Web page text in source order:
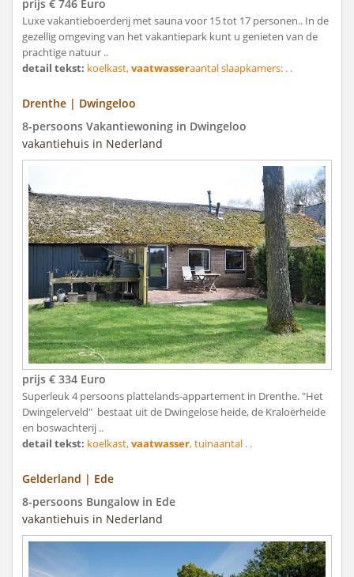
prijs € 746 Euro
Luxe vakantieboerderij met sauna voor 15 tot 17 personen.. In de
gezellig omgeving van het vakantiepark kunt u genieten van de
prachtige natuur ..
detail tekst: koelkast,vaatwasseraantal slaapkamers: . .
Drenthe | Dwingeloo
8-persoons Vakantiewoning in Dwingeloo
vakantiehuis in Nederland
prijs € 334 Euro
Superleuk 4 persoons plattelands-appartement in Drenthe. "Het
Dwingelerveld" bestaat uit de Dwingelose heide, de Kraloërheide
en boswachterij ..
detail tekst: koelkast,vaatwasser, tuinaantal . .
Gelderland | Ede
8-persoons Bungalow in Ede
vakantiehuis in Nederland